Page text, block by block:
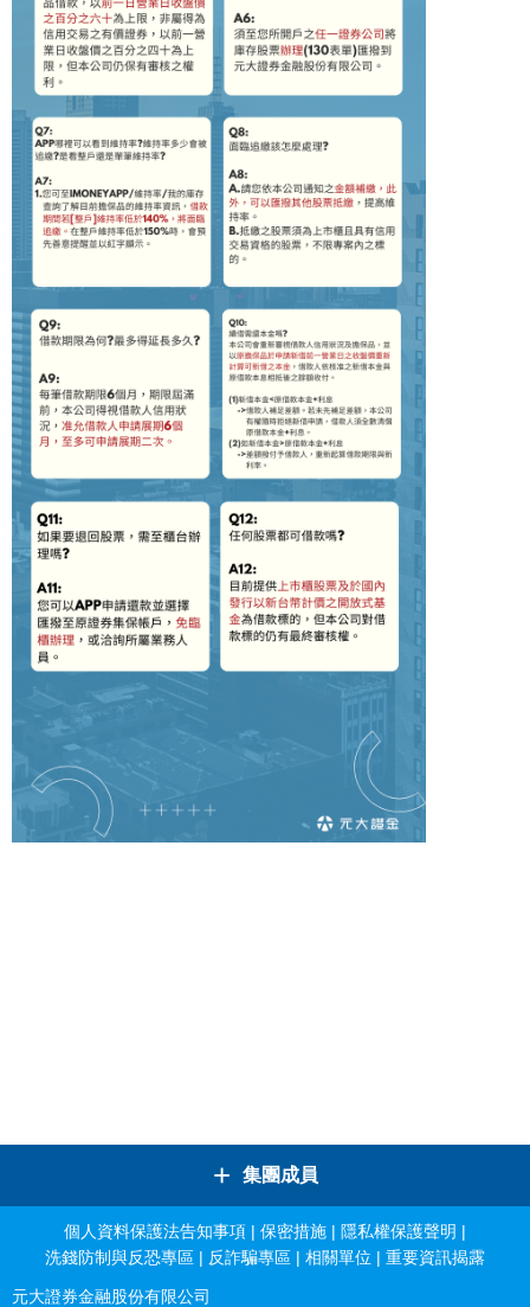
+ 集團成員
個人資料保護法告知事項 | 保密措施 | 隱私權保護聲明 |
洗錢防制與反恐專區 | 反詐騙專區 | 相關單位 | 重要資訊揭露
元大證券金融股份有限公司